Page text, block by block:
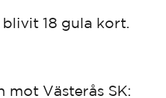
18 gula kort.
mot Västerås SK: